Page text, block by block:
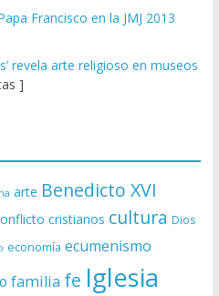
Francisco en la JMJ 2013
revela arte religioso en museos
]
arte Benedicto XVI
cristianos cultura Dios
economía ecumenismo
familia fe Iglesia